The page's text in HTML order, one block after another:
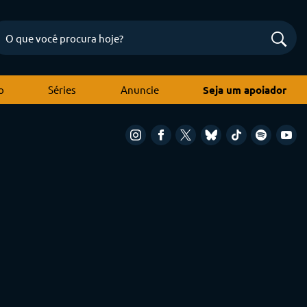
Séries Anuncie Seja um apoiador